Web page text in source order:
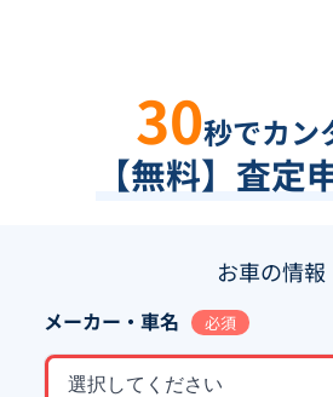
30秒でカン
【無料】査定
お車の情報
メーカー・車名 必須
選択してください